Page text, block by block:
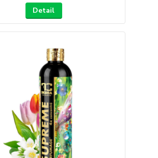
Detail